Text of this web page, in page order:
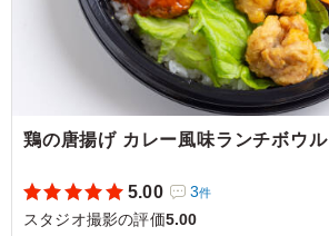
鶏の唐揚げ カレー風味ランチボウル
5.00 3件
スタジオ撮影の評価5.00